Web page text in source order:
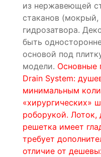
из нержавеющей
стаканов (мокрый,
гидрозатвора.
быть
основой под
модели. Основные
Drain System:
минимальным
«хирургических»
роборукой. Лоток,
решетка имеет
требует
отличие от